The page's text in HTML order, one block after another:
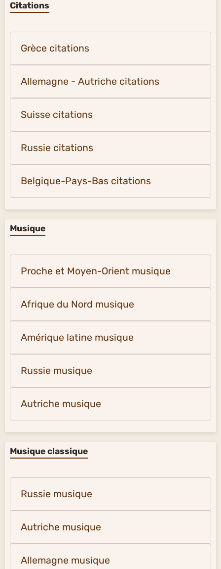
Citations
Grèce citations
Allemagne - Autriche citations
Suisse citations
Russie citations
Belgique-Pays-Bas citations
Musique
Proche et Moyen-Orient musique
Afrique du Nord musique
Amérique latine musique
Russie musique
Autriche musique
Musique classique
Russie musique
Autriche musique
Allemagne musique